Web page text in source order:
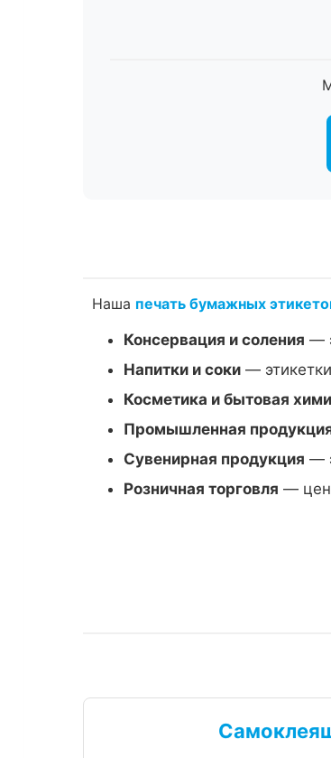
Наша печать бумажных
Консервация и соления —
Напитки и соки —
Косметика и бытовая
Промышленная
Сувенирная продукция —
Розничная торговля —